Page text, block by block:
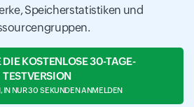
Speicherstatistiken und
DIE KOSTENLOSE 30-TAGE-
TESTVERSION
IN NUR 30 SEKUNDEN ANMELDEN